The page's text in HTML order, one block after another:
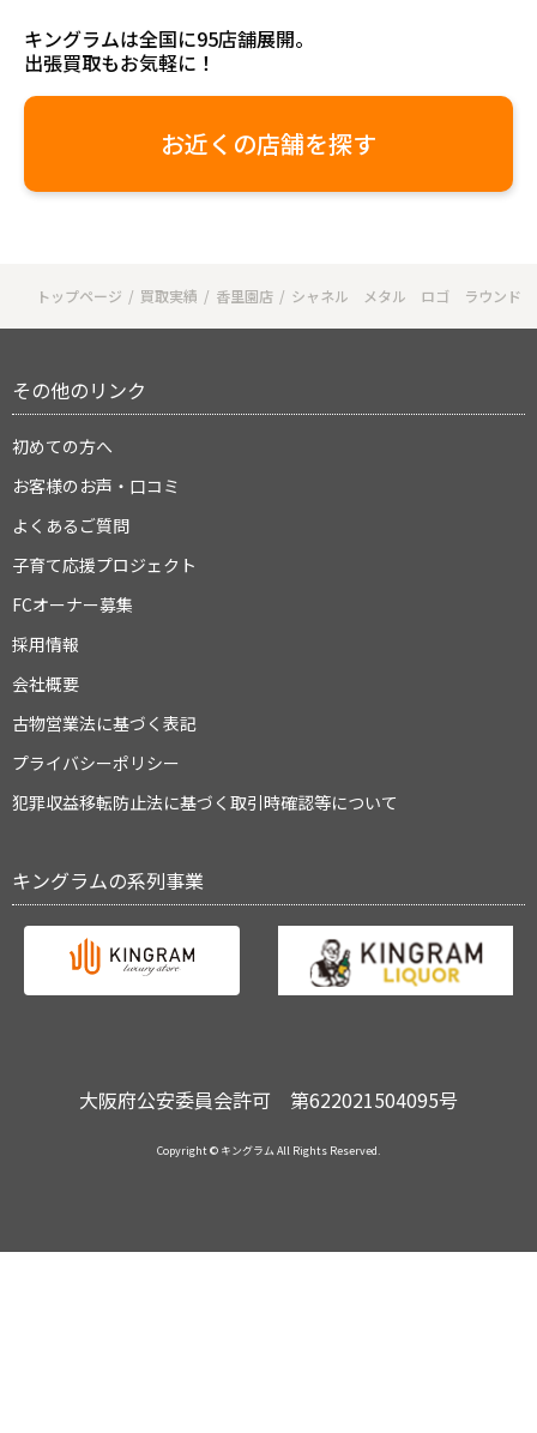
キングラムは全国に95店舗展開。
出張買取もお気軽に！
お近くの店舗を探す
トップページ 買取実績 香里園店 シャネル メタル ロゴ ラウンド
その他のリンク
初めての方へ
お客様のお声・口コミ
よくあるご質問
子育て応援プロジェクト
FCオーナー募集
採用情報
会社概要
古物営業法に基づく表記
プライバシーポリシー
犯罪収益移転防止法に基づく取引時確認等について
キングラムの系列事業
大阪府公安委員会許可 第622021504095号
Copyright © キングラム All Rights Reserved.